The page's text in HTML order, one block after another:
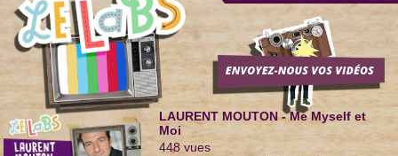
LAURENT MOUTON - Me Myself et
Moi
448vues